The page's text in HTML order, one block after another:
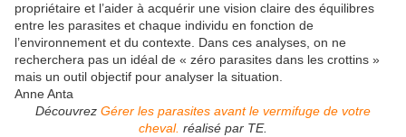
propriétaire et l’aider à acquérir une vision claire des équilibres
entre les parasites et chaque individu en fonction de
l’environnement et du contexte. Dans ces analyses, on ne
recherchera pas un idéal de « zéro parasites dans les crottins »
mais un outil objectif pour analyser la situation.
Anne Anta
Découvrez Gérer les parasites avant le vermifuge de votre
cheval. réalisé par TE.